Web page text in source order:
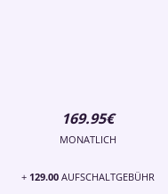
169.95€
MONATLICH
+ 129.00AUFSCHALTGEBÜHR